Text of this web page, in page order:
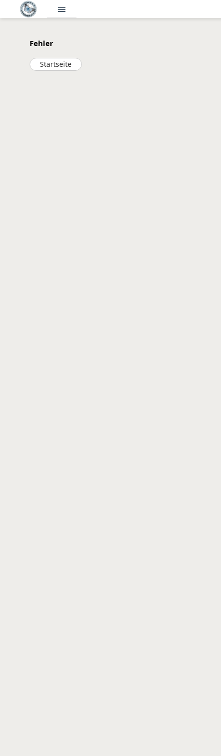
menu
Fehler
Startseite